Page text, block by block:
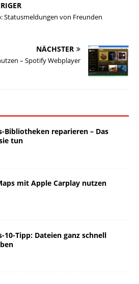
Statusmeldungen von Freunden
NÄCHSTER
– Spotify Webplayer
Bibliotheken reparieren – Das
tun
mit Apple Carplay nutzen
10-Tipp: Dateien ganz schnell